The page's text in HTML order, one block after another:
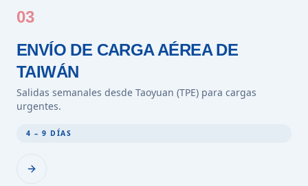
03
ENVÍO DE CARGA AÉREA DE
TAIWÁN
Salidas semanales desde Taoyuan (TPE) para cargas
urgentes.
4 – 9 DÍAS